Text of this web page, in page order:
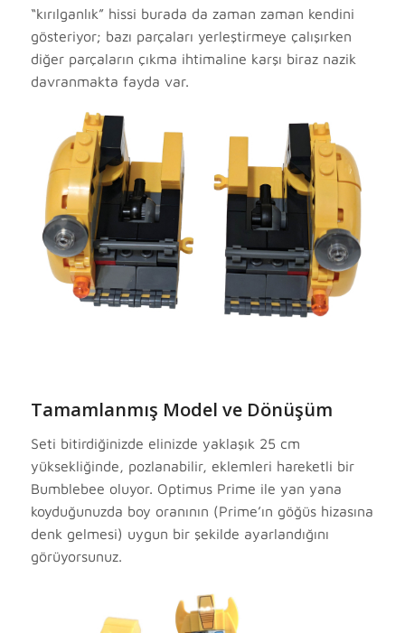
“kırılganlık” hissi burada da zaman zaman kendini
gösteriyor; bazı parçaları yerleştirmeye çalışırken
diğer parçaların çıkma ihtimaline karşı biraz nazik
davranmakta fayda var.
Tamamlanmış Model ve Dönüşüm
Seti bitirdiğinizde elinizde yaklaşık 25 cm
yüksekliğinde, pozlanabilir, eklemleri hareketli bir
Bumblebee oluyor. Optimus Prime ile yan yana
koyduğunuzda boy oranının (Prime’ın göğüs hizasına
denk gelmesi) uygun bir şekilde ayarlandığını
görüyorsunuz.